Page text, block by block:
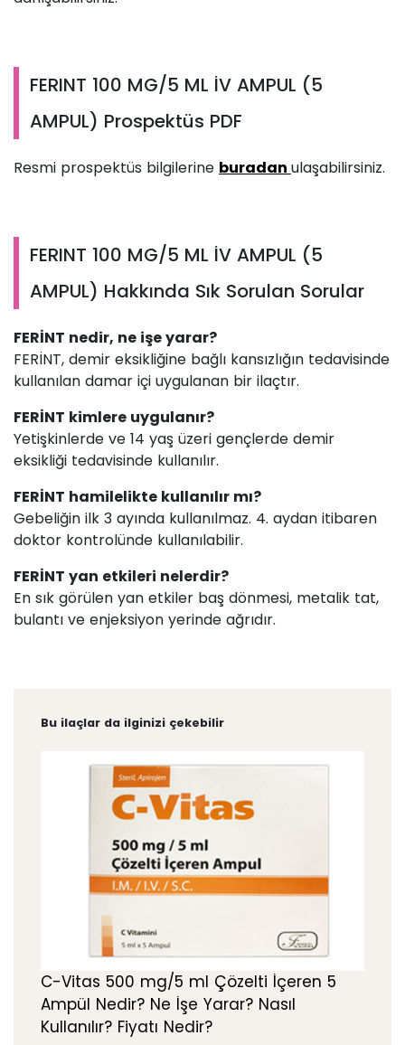
FERINT 100 MG/5 ML İV AMPUL (5
AMPUL) Prospektüs PDF
Resmi prospektüs bilgilerine buradan ulaşabilirsiniz.
FERINT 100 MG/5 ML İV AMPUL (5
AMPUL) Hakkında Sık Sorulan Sorular
FERİNT nedir, ne işe yarar?
FERİNT, demir eksikliğine bağlı kansızlığın tedavisinde
kullanılan damar içi uygulanan bir ilaçtır.
FERİNT kimlere uygulanır?
Yetişkinlerde ve 14 yaş üzeri gençlerde demir
eksikliği tedavisinde kullanılır.
FERİNT hamilelikte kullanılır mı?
Gebeliğin ilk 3 ayında kullanılmaz. 4. aydan itibaren
doktor kontrolünde kullanılabilir.
FERİNT yan etkileri nelerdir?
En sık görülen yan etkiler baş dönmesi, metalik tat,
bulantı ve enjeksiyon yerinde ağrıdır.
Bu ilaçlar da ilginizi çekebilir
C-Vitas 500 mg/5 ml Çözelti İçeren 5
Ampül Nedir? Ne İşe Yarar? Nasıl
Kullanılır? Fiyatı Nedir?